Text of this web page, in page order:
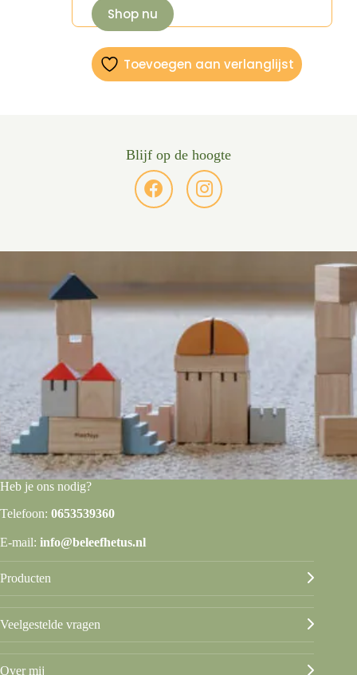
Shop nu
Toevoegen aan verlanglijst
Blijf op de hoogte
Heb je ons nodig?
Telefoon: 0653539360
E-mail: info@beleefhetus.nl
Producten
Veelgestelde vragen
Over mij